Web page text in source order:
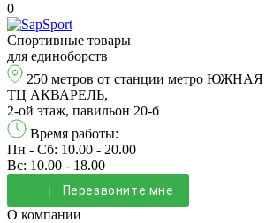
0
Спортивные товары
для единоборств
250 метров от станции метро ЮЖНАЯ
ТЦ АКВАРЕЛЬ,
2-ой этаж, павильон 20-б
Время работы:
Пн - Сб: 10.00 - 20.00
Вс: 10.00 - 18.00
Перезвонитe мне
О компании